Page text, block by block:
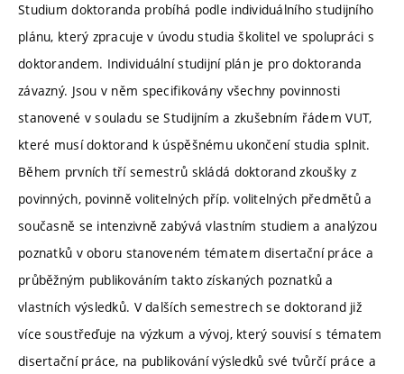
Studium doktoranda probíhá podle individuálního studijního
plánu, který zpracuje v úvodu studia školitel ve spolupráci s
doktorandem. Individuální studijní plán je pro doktoranda
závazný. Jsou v něm specifikovány všechny povinnosti
stanovené v souladu se Studijním a zkušebním řádem VUT,
které musí doktorand k úspěšnému ukončení studia splnit.
Během prvních tří semestrů skládá doktorand zkoušky z
povinných, povinně volitelných příp. volitelných předmětů a
současně se intenzivně zabývá vlastním studiem a analýzou
poznatků v oboru stanoveném tématem disertační práce a
průběžným publikováním takto získaných poznatků a
vlastních výsledků. V dalších semestrech se doktorand již
více soustřeďuje na výzkum a vývoj, který souvisí s tématem
disertační práce, na publikování výsledků své tvůrčí práce a